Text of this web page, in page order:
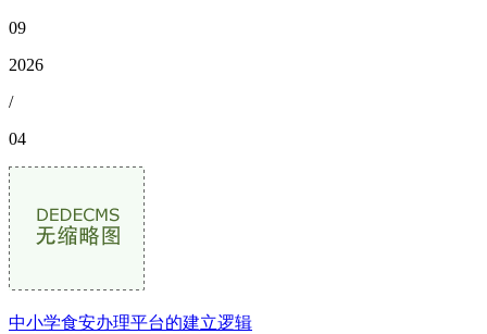
09
2026
/
04
中小学食安办理平台的建立逻辑